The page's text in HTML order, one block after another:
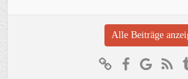
Alle Beiträge